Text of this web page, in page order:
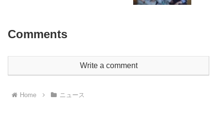
Comments
Write a comment
Home ニュース